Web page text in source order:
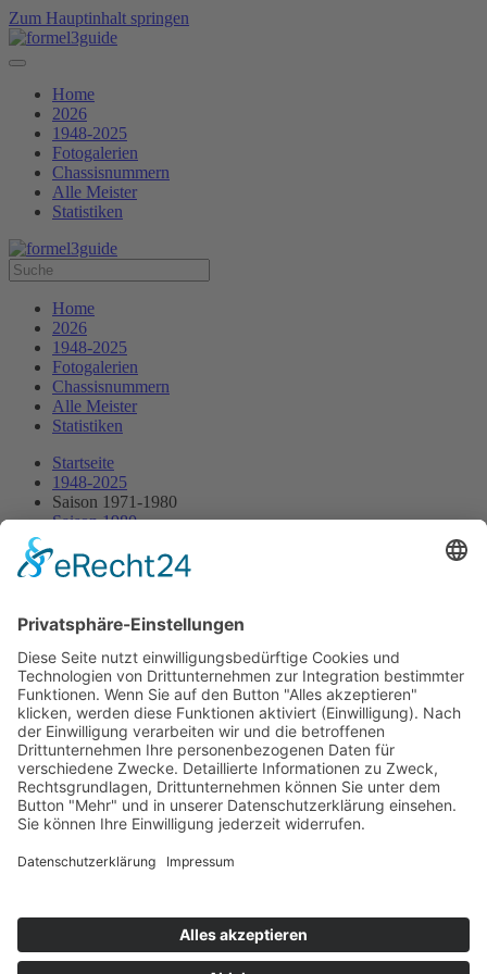
Zum Hauptinhalt springen
Home
2026
1948-2025
Fotogalerien
Chassisnummern
Alle Meister
Statistiken
Home
2026
1948-2025
Fotogalerien
Chassisnummern
Alle Meister
Statistiken
Startseite
1948-2025
Saison 1971-1980
Saison 1980
11.05.1980 - Wasgau
Streckenskizze Programmheft
Alle Ergebnisse:
Nennungsliste
Ergebnis Rennen
Impressum
Jahrbuch